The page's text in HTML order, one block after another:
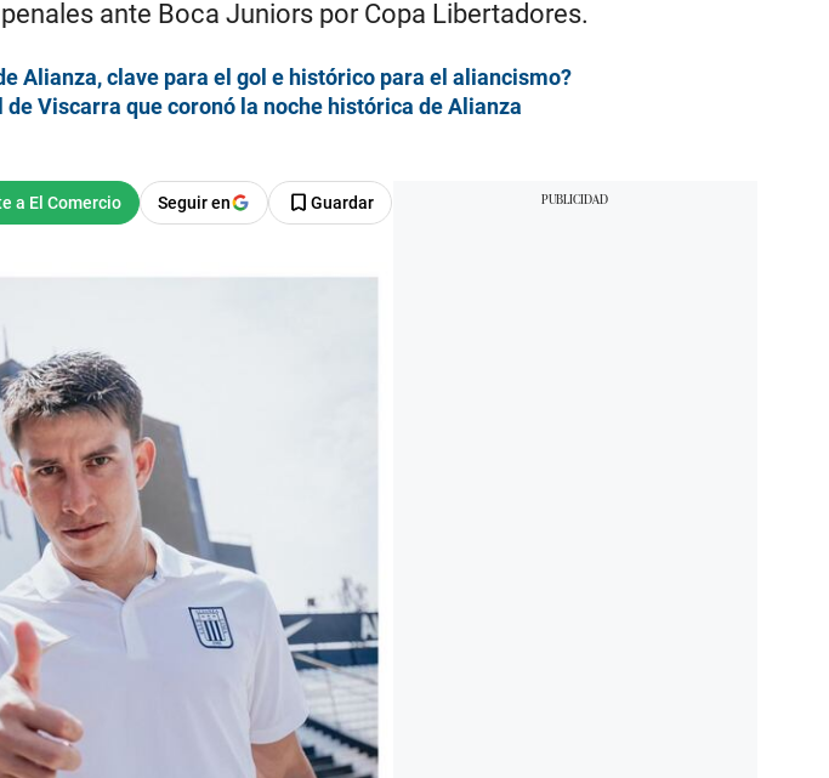
ante Boca Juniors por Copa Libertadores.
Alianza, clave para el gol e histórico para el aliancismo?
Viscarra que coronó la noche histórica de Alianza
Seguir en Guardar